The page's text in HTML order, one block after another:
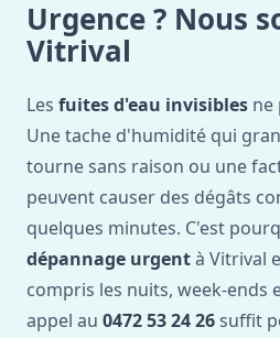
Urgence ? Nous
Vitrival
Les fuites d'eau invisibles ne
Une tache d'humidité qui
tourne sans raison ou une
peuvent causer des dégâts
quelques minutes. C'est
dépannage urgentà Vitrival
compris les nuits, week-ends
appel au 0472 53 24 26 suffit